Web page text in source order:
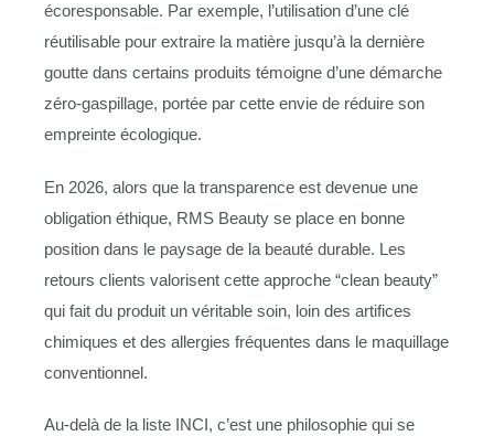
écoresponsable. Par exemple, l’utilisation d’une clé
réutilisable pour extraire la matière jusqu’à la dernière
goutte dans certains produits témoigne d’une démarche
zéro-gaspillage, portée par cette envie de réduire son
empreinte écologique.
En 2026, alors que la transparence est devenue une
obligation éthique, RMS Beauty se place en bonne
position dans le paysage de la beauté durable. Les
retours clients valorisent cette approche “clean beauty”
qui fait du produit un véritable soin, loin des artifices
chimiques et des allergies fréquentes dans le maquillage
conventionnel.
Au-delà de la liste INCI, c’est une philosophie qui se